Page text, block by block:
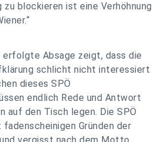
blockieren ist eine Verhöhnung
erfolgte Absage zeigt, dass die
schlicht nicht interessiert
dieses SPÖ
endlich Rede und Antwort
auf den Tisch legen. Die SPÖ
Gründen der